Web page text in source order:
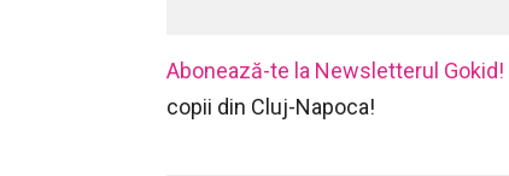
Abonează-te la Newsletterul Gokid!
copii din Cluj-Napoca!